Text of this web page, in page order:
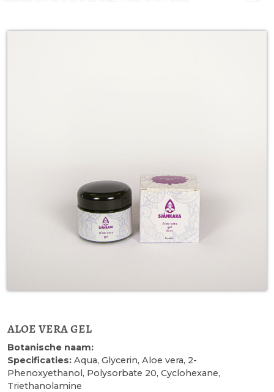
aloe vera gel
Botanische naam:
Specificaties: Aqua, Glycerin, Aloe vera, 2-
Phenoxyethanol, Polysorbate 20, Cyclohexane,
Triethanolamine